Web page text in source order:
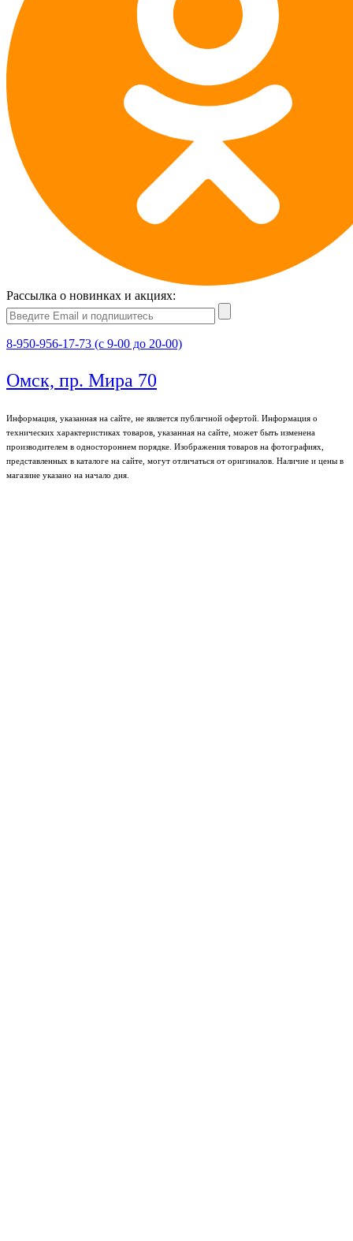
Рассылка о новинках и акциях:
8-950-956-17-73 (с 9-00 до 20-00)
Омск, пр. Мира 70
Информация, указанная на сайте, не является публичной офертой. Информация о
технических характеристиках товаров, указанная на сайте, может быть изменена
производителем в одностороннем порядке. Изображения товаров на фотографиях,
представленных в каталоге на сайте, могут отличаться от оригиналов. Наличие и цены в
магазине указано на начало дня.